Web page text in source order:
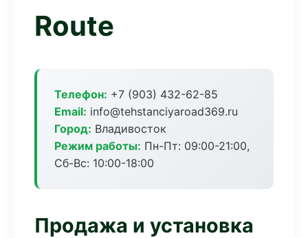
Route
Телефон: +7 (903) 432-62-85
Email: info@tehstanciyaroad369.ru
Город: Владивосток
Режим работы: Пн-Пт: 09:00-21:00,
Сб-Вс: 10:00-18:00
Продажа и установка